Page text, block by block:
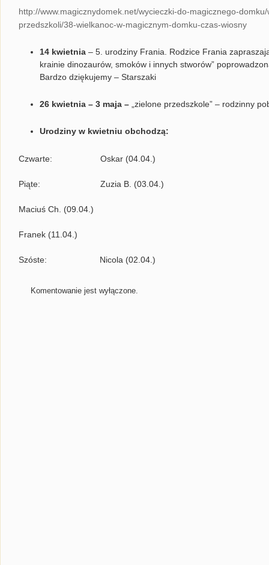
http://www.magicznydomek.net/wycieczki-do-magicznego-
przedszkoli/38-wielkanoc-w-magicznym-domku-czas-wiosny
14 kwietnia – 5. urodziny Frania. Rodzice Frania
krainie dinozaurów, smoków i innych stworów”
Bardzo dziękujemy – Starszaki
26 kwietnia – 3 maja – „zielone przedszkole” – rodzinny
Urodziny w kwietniu obchodzą:
Czwarte: Oskar (04.04.)
Piąte: Zuzia B. (03.04.)
Maciuś Ch. (09.04.)
Franek (11.04.)
Szóste: Nicola (02.04.)
Komentowanie jest wyłączone.